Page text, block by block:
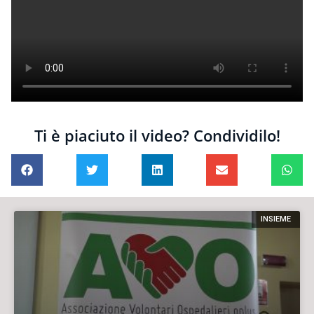
Ti è piaciuto il video? Condividilo!
INSIEME